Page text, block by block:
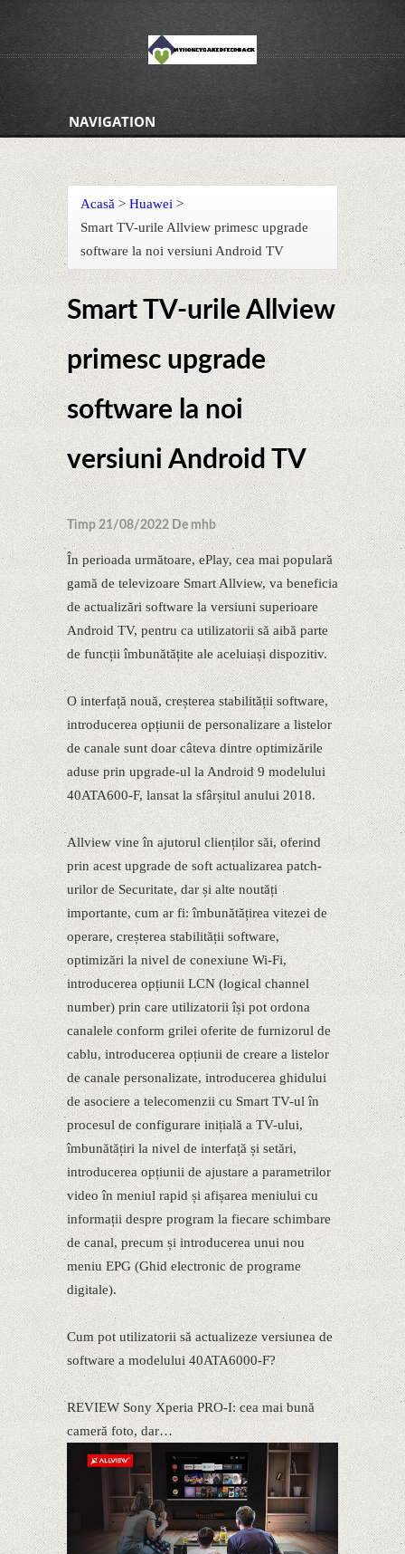
NAVIGATION
Acasă > Huawei >
Smart TV-urile Allview primesc upgrade
software la noi versiuni Android TV
Smart TV-urile Allview
primesc upgrade
software la noi
versiuni Android TV
Timp 21/08/2022 De mhb
În perioada următoare, ePlay, cea mai populară
gamă de televizoare Smart Allview, va beneficia
de actualizări software la versiuni superioare
Android TV, pentru ca utilizatorii să aibă parte
de funcții îmbunătățite ale aceluiași dispozitiv.
O interfață nouă, creșterea stabilității software,
introducerea opțiunii de personalizare a listelor
de canale sunt doar câteva dintre optimizările
aduse prin upgrade-ul la Android 9 modelului
40ATA600-F, lansat la sfârșitul anului 2018.
Allview vine în ajutorul clienților săi, oferind
prin acest upgrade de soft actualizarea patch-
urilor de Securitate, dar și alte noutăți
importante, cum ar fi: îmbunătățirea vitezei de
operare, creșterea stabilității software,
optimizări la nivel de conexiune Wi-Fi,
introducerea opțiunii LCN (logical channel
number) prin care utilizatorii își pot ordona
canalele conform grilei oferite de furnizorul de
cablu, introducerea opțiunii de creare a listelor
de canale personalizate, introducerea ghidului
de asociere a telecomenzii cu Smart TV-ul în
procesul de configurare inițială a TV-ului,
îmbunătățiri la nivel de interfață și setări,
introducerea opțiunii de ajustare a parametrilor
video în meniul rapid și afișarea meniului cu
informații despre program la fiecare schimbare
de canal, precum și introducerea unui nou
meniu EPG (Ghid electronic de programe
digitale).
Cum pot utilizatorii să actualizeze versiunea de
software a modelului 40ATA6000-F?
REVIEW Sony Xperia PRO-I: cea mai bună
cameră foto, dar…